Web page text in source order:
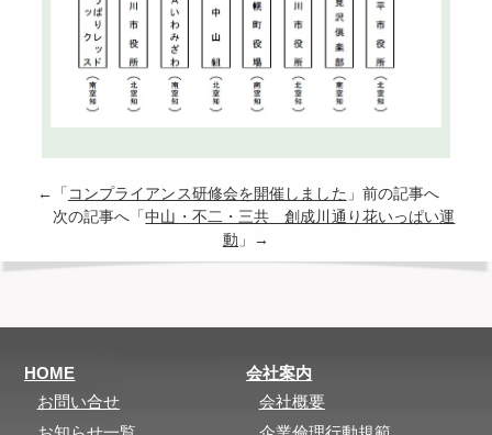
←「 コンプライアンス研修会を開催しました 」前の記事へ
次の記事へ「中山・不二・三共 創成川通り花いっぱい運
動 」→
HOME
お問い合せ
会社案内
会社概要